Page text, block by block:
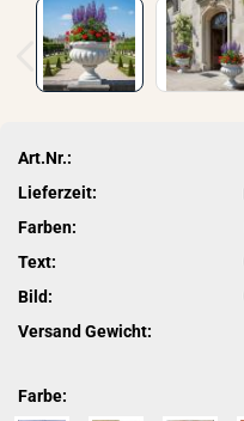
Art.Nr.:
Lieferzeit:
Farben:
Text:
Bild:
Versand Gewicht:
Farbe: